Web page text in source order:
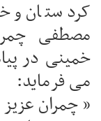
کردستان و
مصطفی
خمینی در
می فرماید:
” چمران